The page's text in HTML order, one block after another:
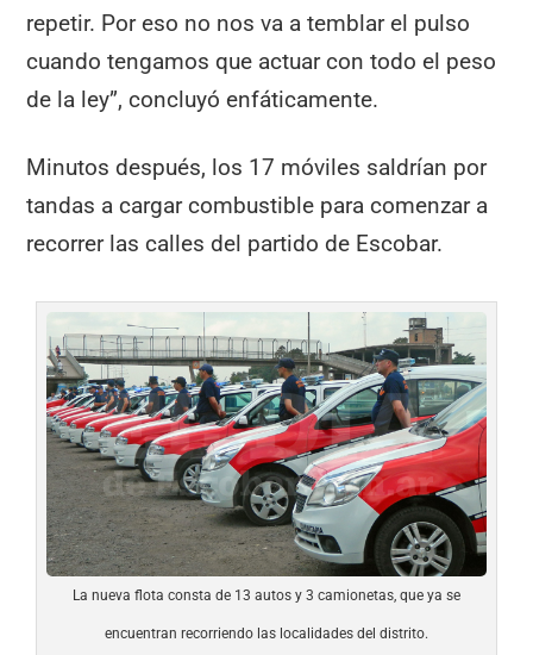
repetir. Por eso no nos va a temblar el pulso
cuando tengamos que actuar con todo el peso
de la ley”, concluyó enfáticamente.
Minutos después, los 17 móviles saldrían por
tandas a cargar combustible para comenzar a
recorrer las calles del partido de Escobar.
La nueva flota consta de 13 autos y 3 camionetas, que ya se
encuentran recorriendo las localidades del distrito.